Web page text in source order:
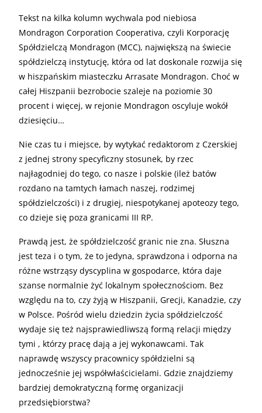
Tekst na kilka kolumn wychwala pod niebiosa
Mondragon Corporation Cooperativa, czyli Korporację
Spółdzielczą Mondragon (MCC), największą na świecie
spółdzielczą instytucję, która od lat doskonale rozwija się
w hiszpańskim miasteczku Arrasate Mondragon. Choć w
całej Hiszpanii bezrobocie szaleje na poziomie 30
procent i więcej, w rejonie Mondragon oscyluje wokół
dziesięciu…
Nie czas tu i miejsce, by wytykać redaktorom z Czerskiej
z jednej strony specyficzny stosunek, by rzec
najłagodniej do tego, co nasze i polskie (ileż batów
rozdano na tamtych łamach naszej, rodzimej
spółdzielczości) i z drugiej, niespotykanej apoteozy tego,
co dzieje się poza granicami III RP.
Prawdą jest, że spółdzielczość granic nie zna. Słuszna
jest teza i o tym, że to jedyna, sprawdzona i odporna na
różne wstrząsy dyscyplina w gospodarce, która daje
szanse normalnie żyć lokalnym społecznościom. Bez
względu na to, czy żyją w Hiszpanii, Grecji, Kanadzie, czy
w Polsce. Pośród wielu dziedzin życia spółdzielczość
wydaje się też najsprawiedliwszą formą relacji między
tymi , którzy pracę dają a jej wykonawcami. Tak
naprawdę wszyscy pracownicy spółdzielni są
jednocześnie jej współwłaścicielami. Gdzie znajdziemy
bardziej demokratyczną formę organizacji
przedsiębiorstwa?